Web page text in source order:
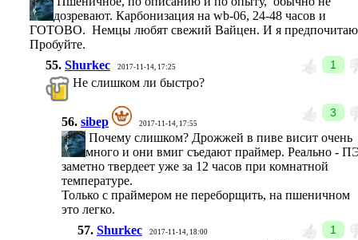
дозревают. Карбонизация на wb-06, 24-48 часов и
ГОТОВО. Немцы любят свежий Вайцен. И я
Пробуйте.
1
55. Shurkec 2017-11-14, 17:25
Не слишком ли быстро?
3
56. sibep 2017-11-14, 17:55
Почему слишком? Дрожжей в пиве висит очень
много и они вмиг съедают праймер. Реально -
заметно твердеет уже за 12 часов при комнатной
температуре.
Только с праймером не переборщить, на пшеничном
это легко.
1
57. Shurkec 2017-11-14, 18:00